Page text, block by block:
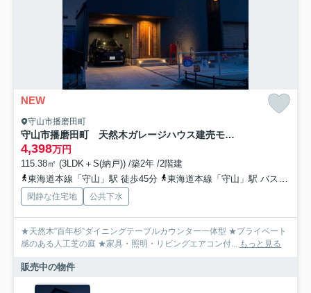
NEW
守山市播磨田町
守山市播磨田町 天然木ガレージハウス建売モデル
4,398万円
115.38㎡ (3LDK＋S(納戸)) /築2年 /2階建
東海道本線「守山」駅 徒歩45分
東海道本線「守山」駅 バス15分 近江鉄道・湖国バス「河西口」 停歩9分
閑静な住宅地 公共下水
★天然木”百年杉”ダイニングテーブルカウンター一体型 ★プライベート
感のある人工芝の庭 ★家具・照明・リビングエアコン付... もっと見る
販売中の物件